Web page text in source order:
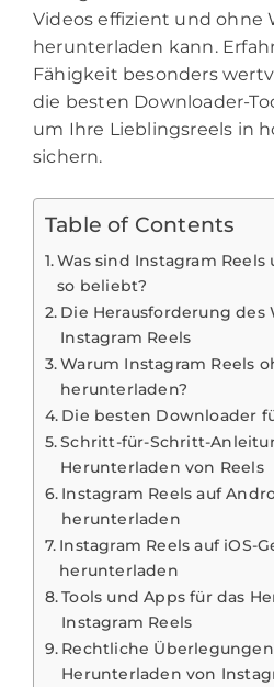
Videos effizient und ohne
herunterladen kann.
Fähigkeit besonders
die besten Downloader-
um Ihre Lieblingsreels in
sichern.
Table of Contents
Was sind Instagram
so beliebt?
Die Herausforderung des
Instagram Reels
Warum Instagram Reels
herunterladen?
Die besten Downloader
Schritt-für-Schritt-
Herunterladen von Reels
Instagram Reels auf
herunterladen
Instagram Reels auf iOS-
herunterladen
Tools und Apps für das
Instagram Reels
Rechtliche
Herunterladen von